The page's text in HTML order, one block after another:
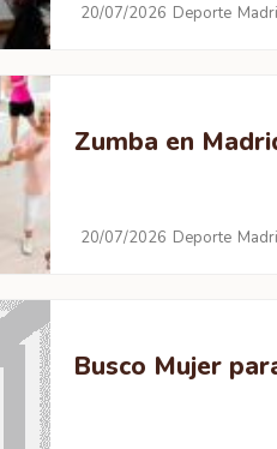
20/07/2026 Deporte
Zumba en
20/07/2026 Deporte
Busco Mujer